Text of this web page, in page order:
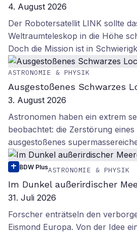
4. August 2026
Der Robotersatellit LINK sollte
Weltraumteleskop in die Höhe
Doch die Mission ist in
ASTRONOMIE & PHYSIK
Ausgestoßenes Schwarzes
3. August 2026
Astronomen haben ein extrem
beobachtet: die Zerstörung
ausgestoßenes
BDW PlusASTRONOMIE & PHYSIK
Im Dunkel außerirdischer
31. Juli 2026
Forscher enträtseln den
Eismond Europa. Von der Idee